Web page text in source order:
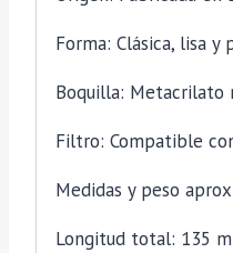
Forma: Clásica, lisa y
Boquilla: Metacrilato
Filtro: Compatible
Medidas y peso
Longitud total: 135